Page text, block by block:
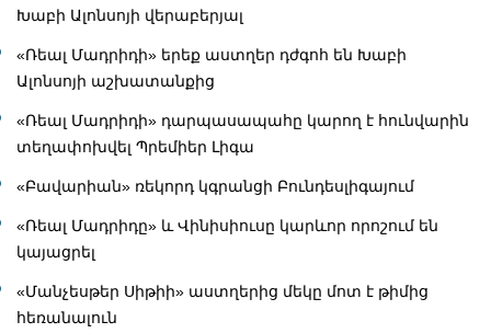
Խաբի Ալոնսոյի վերաբերյալ
«Ռեալ Մադրիդի» երեք աստղեր դժգոհ են Խաբի
Ալոնսոյի աշխատանքից
«Ռեալ Մադրիդի» դարպասապահը կարող է հունվարին
տեղափոխվել Պրեմիեր Լիգա
«Բավարիան» ռեկորդ կգրանցի Բունդեսլիգայում
«Ռեալ Մադրիդը» և Վինիսիուսը կարևոր որոշում են
կայացրել
«Մանչեսթեր Սիթիի» աստղերից մեկը մոտ է թիմից
հեռանալուն